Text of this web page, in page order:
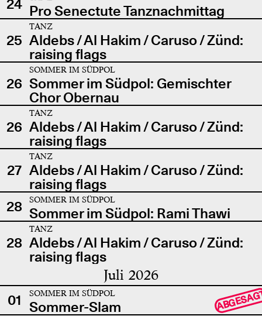
24 Pro Senectute Tanznachmittag
25
TANZ
Aldebs / Al Hakim / Caruso / Zünd:
raising flags
26
SOMMER IM SÜDPOL
Sommer im Südpol: Gemischter
Chor Obernau
26
TANZ
Aldebs / Al Hakim / Caruso / Zünd:
raising flags
27
TANZ
Aldebs / Al Hakim / Caruso / Zünd:
raising flags
28
SOMMER IM SÜDPOL
Sommer im Südpol: Rami Thawi
28
TANZ
Aldebs / Al Hakim / Caruso / Zünd:
raising flags
Juli 2026
01 SOMMER IM SÜDPOL
Sommer-Slam